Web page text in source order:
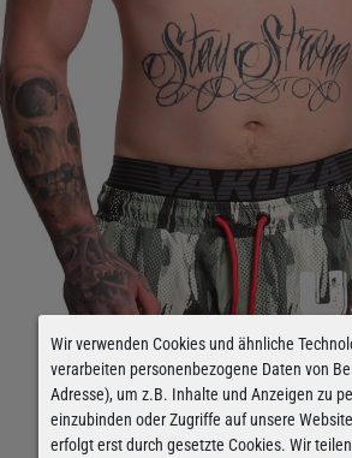
Wir verwenden Cookies und ähnliche
verarbeiten personenbezogene Daten von
Adresse), um z.B. Inhalte und Anzeigen zu
einzubinden oder Zugriffe auf unsere
erfolgt erst durch gesetzte Cookies. Wir